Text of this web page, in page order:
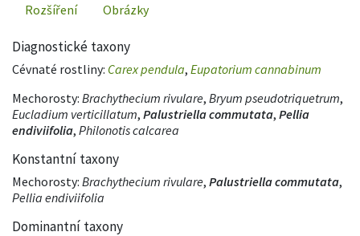
Rozšíření
Obrázky
Diagnostické taxony
Cévnaté rostliny: Carex pendula, Eupatorium cannabinum
Mechorosty: Brachythecium rivulare, Bryum pseudotriquetrum,
Eucladium verticillatum, Palustriella commutata, Pellia
endiviifolia, Philonotis calcarea
Konstantní taxony
Mechorosty: Brachythecium rivulare, Palustriella commutata,
Pellia endiviifolia
Dominantní taxony